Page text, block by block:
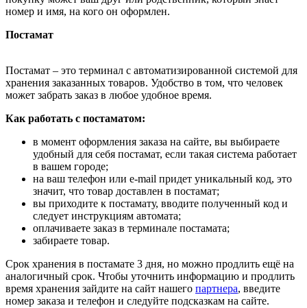
номер и имя, на кого он оформлен.
Постамат
Постамат – это терминал с автоматизированной системой для
хранения заказанных товаров. Удобство в том, что человек
может забрать заказ в любое удобное время.
Как работать с постаматом:
в момент оформления заказа на сайте, вы выбираете
удобный для себя постамат, если такая система работает
в вашем городе;
на ваш телефон или e-mail придет уникальный код, это
значит, что товар доставлен в постамат;
вы приходите к постамату, вводите полученный код и
следует инструкциям автомата;
оплачиваете заказ в терминале постамата;
забираете товар.
Срок хранения в постамате 3 дня, но можно продлить ещё на
аналогичный срок. Чтобы уточнить информацию и продлить
время хранения зайдите на сайт нашего партнера, введите
номер заказа и телефон и следуйте подсказкам на сайте.